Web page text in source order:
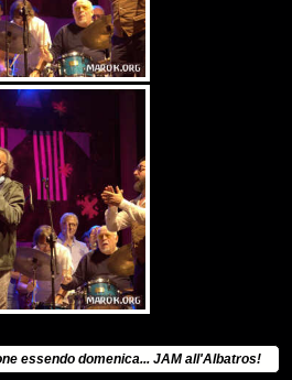
essendo domenica... JAM all'Albatros!